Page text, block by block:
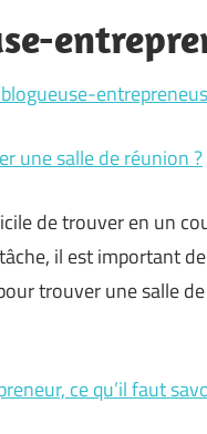
une salle de réunion ?
de trouver en un
il est important
trouver une salle
ce qu’il faut